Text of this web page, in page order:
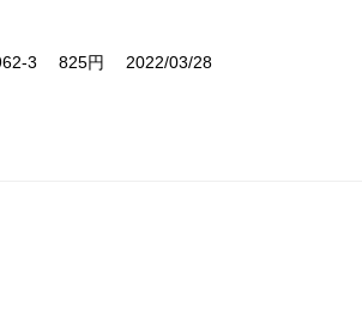
3 825円 2022/03/28